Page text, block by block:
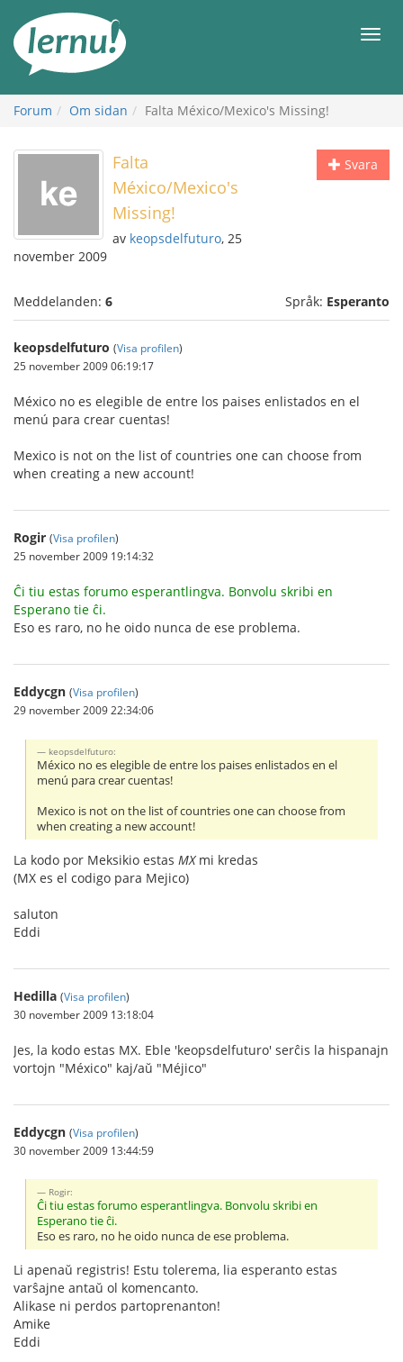
sidans
innehåll
Meny
Forum Om sidan Falta México/Mexico's Missing!
Svara
Falta
México/Mexico's
Missing!
av keopsdelfuturo, 25
november 2009
Meddelanden: 6 Språk: Esperanto
keopsdelfuturo (Visa profilen)
25 november 2009 06:19:17
México no es elegible de entre los paises enlistados en el
menú para crear cuentas!
Mexico is not on the list of countries one can choose from
when creating a new account!
Rogir (Visa profilen)
25 november 2009 19:14:32
Ĉi tiu estas forumo esperantlingva. Bonvolu skribi en
Esperano tie ĉi.
Eso es raro, no he oido nunca de ese problema.
Eddycgn (Visa profilen)
29 november 2009 22:34:06
keopsdelfuturo:
México no es elegible de entre los paises enlistados en el
menú para crear cuentas!
Mexico is not on the list of countries one can choose from
when creating a new account!
La kodo por Meksikio estas MXmi kredas
(MX es el codigo para Mejico)
saluton
Eddi
Hedilla (Visa profilen)
30 november 2009 13:18:04
Jes, la kodo estas MX. Eble 'keopsdelfuturo' serĉis la hispanajn
vortojn "México" kaj/aŭ "Méjico"
Eddycgn (Visa profilen)
30 november 2009 13:44:59
Rogir:
Ĉi tiu estas forumo esperantlingva. Bonvolu skribi en
Esperano tie ĉi.
Eso es raro, no he oido nunca de ese problema.
Li apenaŭ registris! Estu tolerema, lia esperanto estas
varŝajne antaŭ ol komencanto.
Alikase ni perdos partoprenanton!
Amike
Eddi